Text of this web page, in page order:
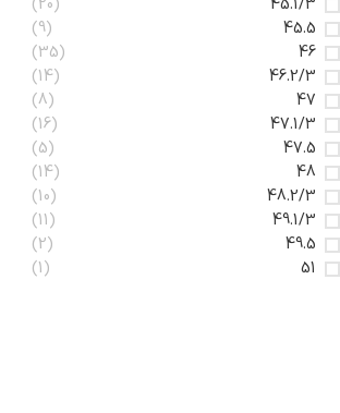
45.1/3
(20)
45.5
(9)
46
(35)
46.2/3
(14)
47
(8)
47.1/3
(16)
47.5
(5)
48
(14)
48.2/3
(10)
49.1/3
(11)
49.5
(2)
51
(1)